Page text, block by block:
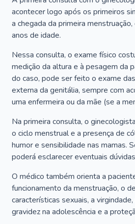
acontecer logo após os primeiros
a chegada da primeira
anos de idade.
Nessa consulta, o exame físico
medição da altura e à pesagem da
do caso, pode ser feito o exame
externa da genitália, sempre com
uma enfermeira ou da mãe (se a
Na primeira consulta, o
o ciclo menstrual e a presença de
humor e sensibilidade nas mamas.
poderá esclarecer eventuais
O médico também orienta a
funcionamento da menstruação, o
características sexuais, a
gravidez na adolescência e a